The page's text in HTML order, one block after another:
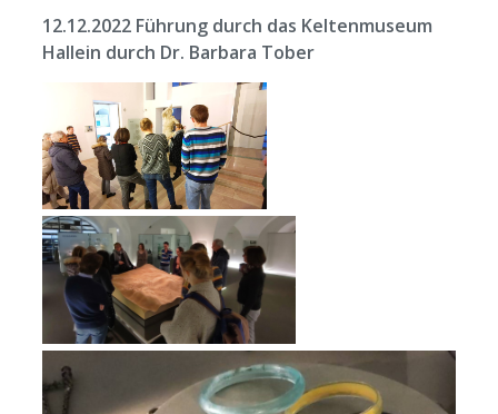
12.12.2022 Führung durch das Keltenmuseum
Hallein durch Dr. Barbara Tober